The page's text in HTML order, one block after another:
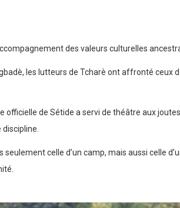
des valeurs culturelles
les lutteurs de Tcharè ont affronté ceux
officielle de Sétide a servi de théâtre aux
seulement celle d’un camp, mais aussi celle